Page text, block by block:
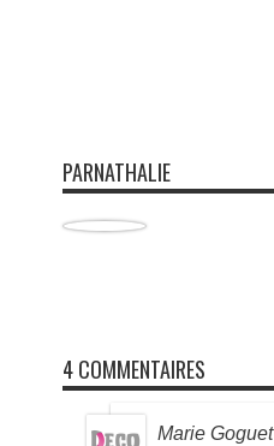
PARNATHALIE
4 COMMENTAIRES
Marie Goguet